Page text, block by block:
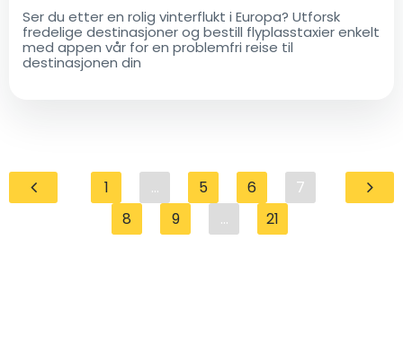
Ser du etter en rolig vinterflukt i Europa? Utforsk
fredelige destinasjoner og bestill flyplasstaxier enkelt
med appen vår for en problemfri reise til
destinasjonen din
1 ... 5 6
7
8
9 ... 21